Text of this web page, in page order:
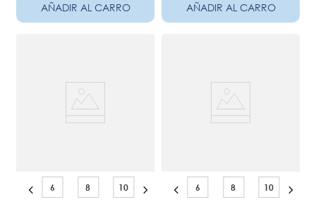
AÑADIR AL CARRO AÑADIR AL CARRO
6 8 10 6 8 10